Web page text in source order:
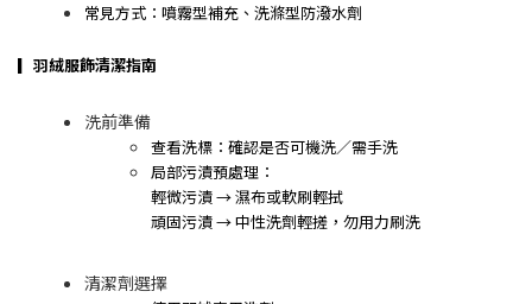
常見方式：噴霧型補充、洗滌型防潑水劑
▎羽絨服飾清潔指南
洗前準備
查看洗標：確認是否可機洗／需手洗
局部污漬預處理：
輕微污漬 → 濕布或軟刷輕拭
頑固污漬 → 中性洗劑輕搓，勿用力刷洗
清潔劑選擇